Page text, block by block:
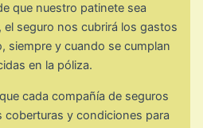
que nuestro patinete sea
seguro nos cubrirá los gastos
siempre y cuando se cumplan
en la póliza.
cada compañía de seguros
coberturas y condiciones para